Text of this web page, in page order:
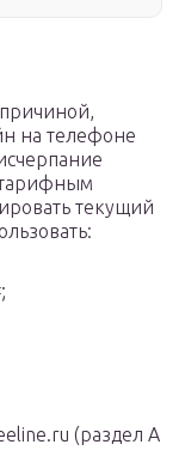
на телефоне
текущий
(раздел А